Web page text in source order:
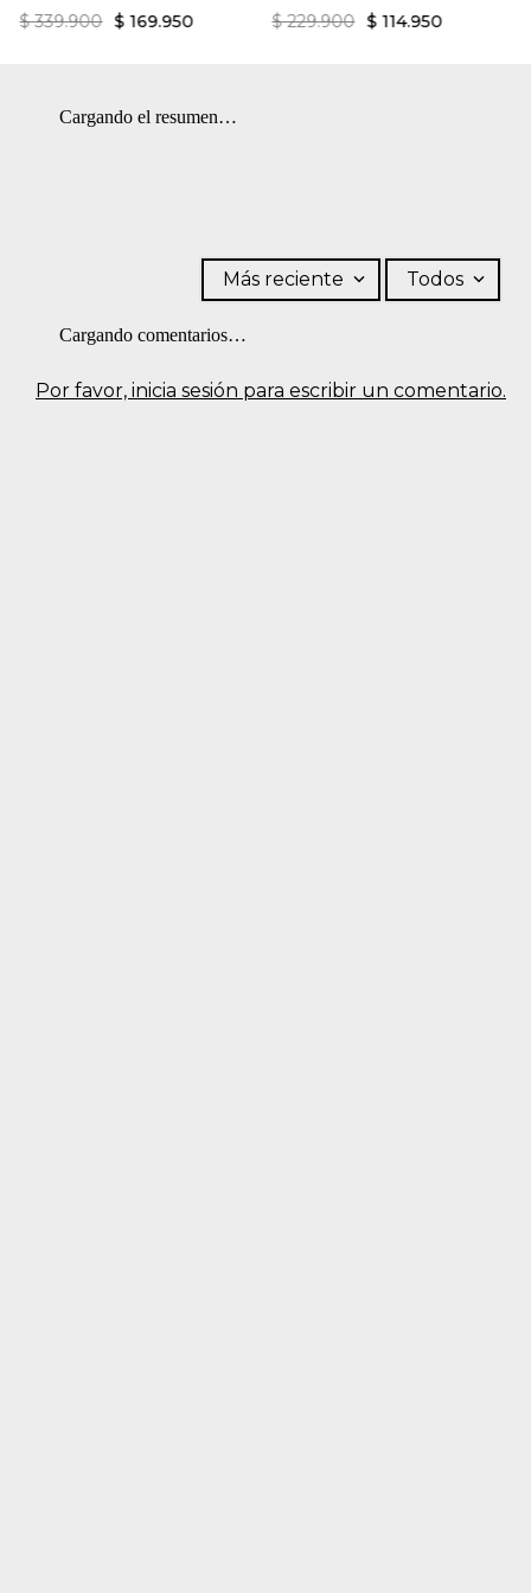
Planchar solo por el revés.
$ 339.900 $ 169.950
$ 229.900 $ 114.950
Cargando el resumen…
Por favor, inicia sesión para escribir un comentario.
Más reciente Todos
Cargando comentarios…